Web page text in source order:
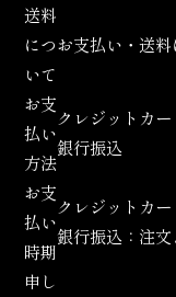
送料
につ
いて
お支払い・送料
お支
払い
方法
クレジットカー
銀行振込
お支
払い
時期
クレジットカ
銀行振込：注
申し